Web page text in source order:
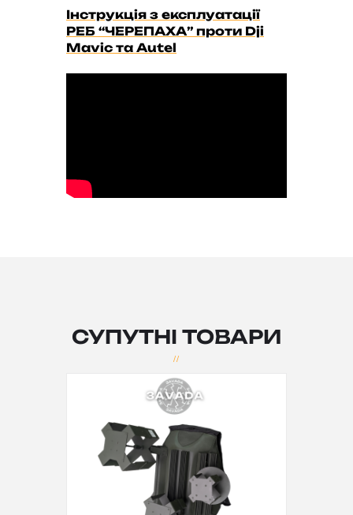
Інструкція з експлуатації
РЕБ “ЧЕРЕПАХА” проти Dji
Mavic та Autel
СУПУТНІ ТОВАРИ